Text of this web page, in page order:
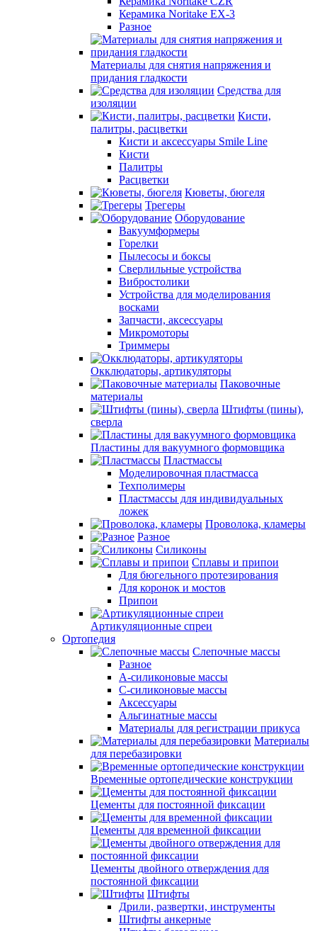
Керамика Noritake EX-3
Разное
Материалы для снятия напряжения и
придания гладкости
Средства для
изоляции
Кисти,
палитры, расцветки
Кисти и аксессуары Smile Line
Кисти
Палитры
Расцветки
Кюветы, бюгеля
Трегеры
Оборудование
Вакуумформеры
Горелки
Пылесосы и боксы
Сверлильные устройства
Вибростолики
Устройства для моделирования
восками
Запчасти, аксессуары
Микромоторы
Триммеры
Окклюдаторы, артикуляторы
Паковочные
материалы
Штифты (пины),
сверла
Пластины для вакуумного формовщика
Пластмассы
Моделировочная пластмасса
Техполимеры
Пластмассы для индивидуальных
ложек
Проволока, кламеры
Разное
Силиконы
Сплавы и припои
Для бюгельного протезирования
Для коронок и мостов
Припои
Артикуляционные спреи
Ортопедия
Слепочные массы
Разное
А-силиконовые массы
С-силиконовые массы
Аксессуары
Альгинатные массы
Материалы для регистрации прикуса
Материалы
для перебазировки
Временные ортопедические конструкции
Цементы для постоянной фиксации
Цементы для временной фиксации
Цементы двойного отверждения для
постоянной фиксации
Штифты
Дрили, развертки, инструменты
Штифты анкерные